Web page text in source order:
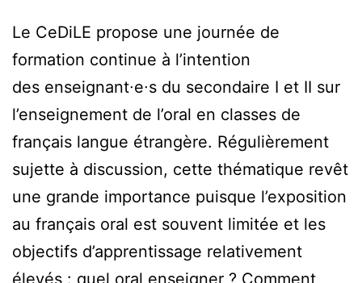
Le CeDiLE propose une journée de
formation continue à l’intention
des enseignant∙e∙s du secondaire I et II sur
l’enseignement de l’oral en classes de
français langue étrangère. Régulièrement
sujette à discussion, cette thématique revêt
une grande importance puisque l’exposition
au français oral est souvent limitée et les
objectifs d’apprentissage relativement
élevés : quel oral enseigner ? Comment